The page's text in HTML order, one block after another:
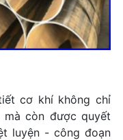
cơ khí không chỉ
còn được quyết
luyện - công đoạn